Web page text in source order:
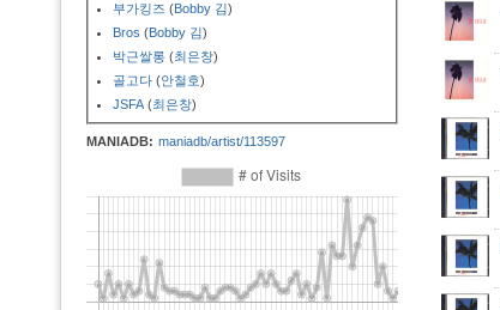
부가킹즈 (Bobby 김)
Bros (Bobby 김)
박근쌀롱 (최은창)
골고다 (안철호)
JSFA (최은창)
MANIADB: maniadb/artist/113597